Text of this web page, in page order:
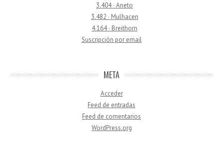
3.404 · Aneto
3.482 · Mulhacen
4.164 · Breithorn
Suscripción por email
META
Acceder
Feed de entradas
Feed de comentarios
WordPress.org